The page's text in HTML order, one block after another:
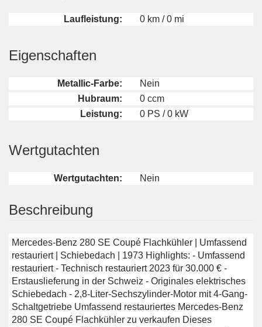
Laufleistung: 0 km / 0 mi
Eigenschaften
Metallic-Farbe:
Nein
Hubraum:
0 ccm
Leistung:
0 PS / 0 kW
Wertgutachten
Wertgutachten: Nein
Beschreibung
Mercedes-Benz 280 SE Coupé Flachkühler | Umfassend
restauriert | Schiebedach | 1973 Highlights: - Umfassend
restauriert - Technisch restauriert 2023 für 30.000 € -
Erstauslieferung in der Schweiz - Originales elektrisches
Schiebedach - 2,8-Liter-Sechszylinder-Motor mit 4-Gang-
Schaltgetriebe Umfassend restauriertes Mercedes-Benz
280 SE Coupé Flachkühler zu verkaufen Dieses